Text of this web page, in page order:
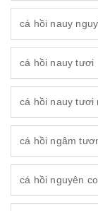
cá hồi nauy
cá hồi nauy tươi
cá hồi nauy tươi
cá hồi ngâm
cá hồi nguyên